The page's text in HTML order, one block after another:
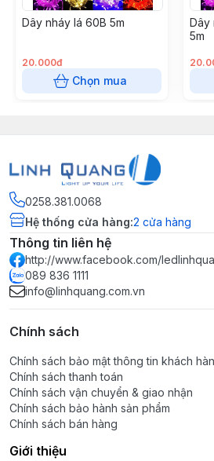
Dây nháy lá 60B 5m
20.000đ
Chọn mua
Dây
5m
0258.381.0068
Hệ thống cửa hàng:2 cửa hàng
Thông tin liên hệ
http://www.facebook.com/
089 836 1111
info@linhquang.com.vn
Chính sách
Chính sách bảo mật thông tin khách
Chính sách thanh toán
Chính sách vận chuyển & giao nhận
Chính sách bảo hành sản phẩm
Chính sách bán hàng
Giới thiệu